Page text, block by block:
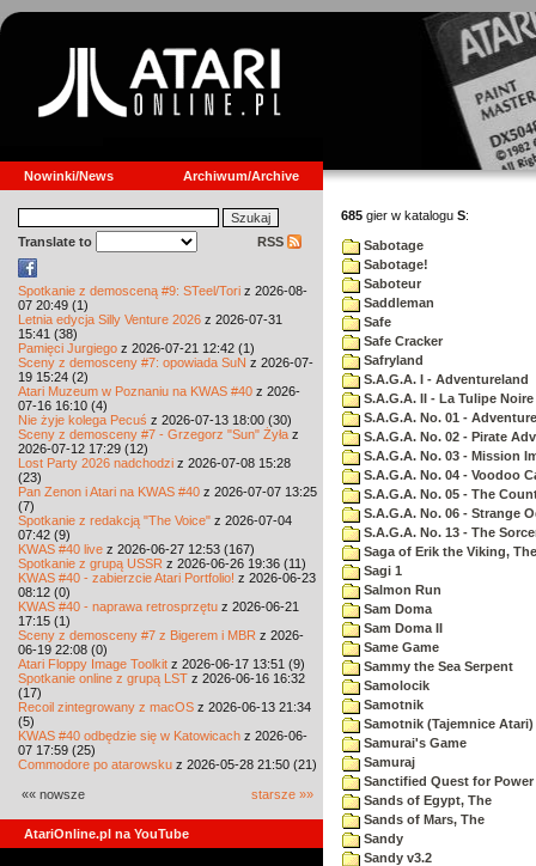
Nowinki/News Archiwum/Archive
Translate to RSS
Spotkanie z demosceną #9: STeel/Tori z 2026-08-
07 20:49 (1)
Letnia edycja Silly Venture 2026 z 2026-07-31
15:41 (38)
Pamięci Jurgiego z 2026-07-21 12:42 (1)
Sceny z demosceny #7: opowiada SuN z 2026-07-
19 15:24 (2)
Atari Muzeum w Poznaniu na KWAS #40 z 2026-
07-16 16:10 (4)
Nie żyje kolega Pecuś z 2026-07-13 18:00 (30)
Sceny z demosceny #7 - Grzegorz "Sun" Żyła z
2026-07-12 17:29 (12)
Lost Party 2026 nadchodzi z 2026-07-08 15:28
(23)
Pan Zenon i Atari na KWAS #40 z 2026-07-07 13:25
(7)
Spotkanie z redakcją "The Voice" z 2026-07-04
07:42 (9)
KWAS #40 live z 2026-06-27 12:53 (167)
Spotkanie z grupą USSR z 2026-06-26 19:36 (11)
KWAS #40 - zabierzcie Atari Portfolio! z 2026-06-23
08:12 (0)
KWAS #40 - naprawa retrosprzętu z 2026-06-21
17:15 (1)
Sceny z demosceny #7 z Bigerem i MBR z 2026-
06-19 22:08 (0)
Atari Floppy Image Toolkit z 2026-06-17 13:51 (9)
Spotkanie online z grupą LST z 2026-06-16 16:32
(17)
Recoil zintegrowany z macOS z 2026-06-13 21:34
(5)
KWAS #40 odbędzie się w Katowicach z 2026-06-
07 17:59 (25)
Commodore po atarowsku z 2026-05-28 21:50 (21)
«« nowsze starsze »»
AtariOnline.pl na YouTube
685 gier w katalogu S:
Sabotage
Sabotage!
Saboteur
Saddleman
Safe
Safe Cracker
Safryland
S.A.G.A. I - Adventureland
S.A.G.A. II - La Tulipe Noire
S.A.G.A. No. 01 -
S.A.G.A. No. 02 - Pirate
S.A.G.A. No. 03 - Mission
S.A.G.A. No. 04 - Voodoo
S.A.G.A. No. 05 - The
S.A.G.A. No. 06 - Strange
S.A.G.A. No. 13 - The
Saga of Erik the Viking, The
Sagi 1
Salmon Run
Sam Doma
Sam Doma II
Same Game
Sammy the Sea Serpent
Samolocik
Samotnik
Samotnik (Tajemnice Atari)
Samurai's Game
Samuraj
Sanctified Quest for Power
Sands of Egypt, The
Sands of Mars, The
Sandy
Sandy v3.2